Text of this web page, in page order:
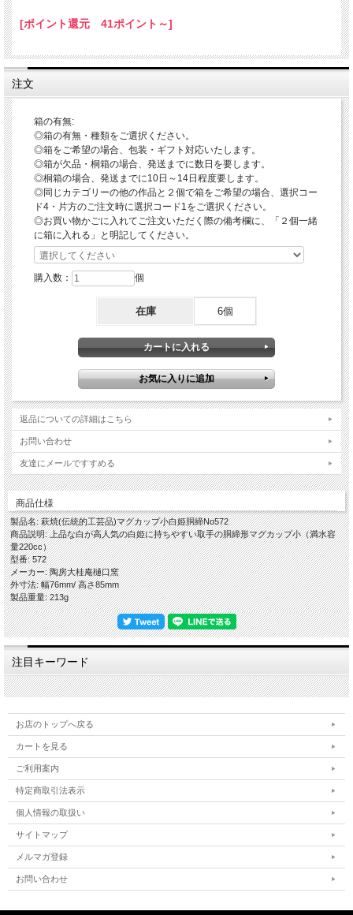
当店ではこの器で一層美味しくお召し上がりいただくために、口当たり・持ちやす
い取手・なるべく重さを感じないような位置に取手を付ける・安定感などを意識し
◎簡単ホットドリンクレシピ
※当店は薬品によるコーティング未使用につき電子レンジの使用が可能です。
〇ロイヤルミルクティー器の3分の1程度のお湯と紅茶のティーバッグを入れしばら
く置き、ティーバッグを取り出しミルクを入れお好みで砂糖を入れ電子レンジでチ
ン(600wで2分程度)してください。
〇チャイ-器の3分の1程度のお湯と紅茶のティーバッグとお好みの香辛料を適量入
れしばらく置き、ティーバッグを取り出しミルクとお好みで砂糖を入れ電子レンジ
でチン(600wで2分程度)してください。
※ティーバックを入れてチンされる場合、ホッチキスの針のアルミ部分が反応して
火花が散る可能性があるため針のついてないものか針を外してからチンするように
してください。又、加熱とともにティーバッグが膨らんで破れたりする可能性があ
りますのでご注意ください。
※レンジ使用中の吹きこぼれと、飲み物と共に器・取手も熱くなりますので火傷な
どされませんようにお取り扱いにご注意ください。
「白姫という作風」
させながら高台や高台脇を削り全体の形を整えしっかり乾燥させて素焼きをし、わ
大道土のやわらかい風合いに白い釉薬が掛かり上品な色合いが特徴で、淡いピンク
系になる場合とベージュ系になる場合があります。
大道土はとても肌理の細かいやさしい風合いになることから「姫土」とも言われ、
当店では「白姫」と命名しております。
…………………………………………………………………………………………………
…
【ギフト対応について】
◎各箱(木箱・紙箱)をご希望の場合は、このページの下に各箱のお買い物カゴにて
別途ご注文くださいますようお願いいたします。
◎箱入りの場合は当店のオリジナル包装紙での包装・ギフト対応(のし紙掛け・メ
ッセージカード)を無料で承ります。
【作品に関して】
萩焼伝統工芸士・樋口大桂が伝統的工芸品萩焼としての規約を遵守し、国産の天然
原材料を使い全工程を手作業でしております。寸法・重量・色合い・風合いが一つ
一つ微妙に違いますので、悪しからずご了承くださいませ。
出来るだけ色や質感がわかりやすいように複数の照明や白の背景板を使って撮影し
てますが、照明の映り込みが多くある際は風合いを損ねない程度の修正・補正・加
工をし、逆に修正が難しい場合はそのままにしていることもございますので、悪し
からずご了承ください。
【萩焼の特徴-萩の七化け】
が焼き締まらないという特性がある為、生地を素焼きし釉薬を掛けて本焼きをする
という工程で作ります。焼成後、生地と釉薬の収縮率の違いにより貫入(かんにゅ
う)が起こります。器に色見のある水分を入れると、この貫入に染みご使用の度合
やきものを使い手が育てていくと言われる所以です。
私どもはこの特徴を尊重し時流に流されることなく伝統的な萩焼を守りたいという
精神と、お客様のことを大事にしたいという想いから、器へのコーティングをしな
いという方針を貫いておりますので、電子レンジ・食器洗浄乾燥機をお使いいただ
けます。日々の暮らしの中で、萩焼の特徴をお楽しみいただきつつ安心・安全にお
使いいただければ幸いです。
【在庫について】
当店は実店舗と自社サイトにて在庫を共有しておりますので、ご注文のタイミング
によって在庫切れの場合は悪しからずご容赦くださいませ。
【荷造り・発送について】
安全にお届けするために、作品をエアパッキンでしっかり包み、緩衝材の新聞紙を
多めに入れた段ボールに詰めて荷造りし発送しております。
[ポイント還元 41ポイント～]
注文
箱の有無:
◎箱の有無・種類をご選択ください。
◎箱をご希望の場合、包装・ギフト対応いたします。
◎箱が欠品・桐箱の場合、発送までに数日を要します。
◎桐箱の場合、発送までに10日～14日程度要します。
◎同じカテゴリーの他の作品と２個で箱をご希望の場合、選択コー
ド4・片方のご注文時に選択コード1をご選択ください。
◎お買い物かごに入れてご注文いただく際の備考欄に、「２個一緒
に箱に入れる」と明記してください。
購入数： 個
在庫 6個
返品についての詳細はこちら
お問い合わせ
友達にメールですすめる
商品仕様
製品名: 萩焼(伝統的工芸品)マグカップ小白姫胴締No572
商品説明: 上品な白が高人気の白姫に持ちやすい取手の胴締形マグカップ小（満水容
量220cc）
型番: 572
メーカー: 陶房大桂庵樋口窯
外寸法: 幅76mm/ 高さ85mm
製品重量: 213g
注目キーワード
お店のトップへ戻る
カートを見る
ご利用案内
特定商取引法表示
個人情報の取扱い
サイトマップ
メルマガ登録
お問い合わせ